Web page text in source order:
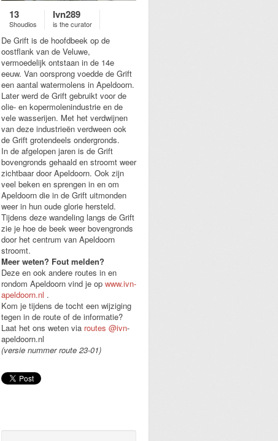
13
Shoudios
Ivn289
is the curator
De Grift is de hoofdbeek op de
oostflank van de Veluwe,
vermoedelijk ontstaan in de 14e
eeuw. Van oorsprong voedde de Grift
een aantal watermolens in Apeldoorn.
Later werd de Grift gebruikt voor de
olie- en kopermolenindustrie en de
vele wasserijen. Met het verdwijnen
van deze industrieën verdween ook
de Grift grotendeels ondergronds.
In de afgelopen jaren is de Grift
bovengronds gehaald en stroomt weer
zichtbaar door Apeldoorn. Ook zijn
veel beken en sprengen in en om
Apeldoorn die in de Grift uitmonden
weer in hun oude glorie hersteld.
Tijdens deze wandeling langs de Grift
zie je hoe de beek weer bovengronds
door het centrum van Apeldoorn
stroomt.
Meer weten? Fout melden?
Deze en ook andere routes in en
rondom Apeldoorn vind je op www.ivn-
apeldoorn.nl .
Kom je tijdens de tocht een wijziging
tegen in de route of de informatie?
Laat het ons weten via routes @ivn-
apeldoorn.nl
(versie nummer route 23-01)